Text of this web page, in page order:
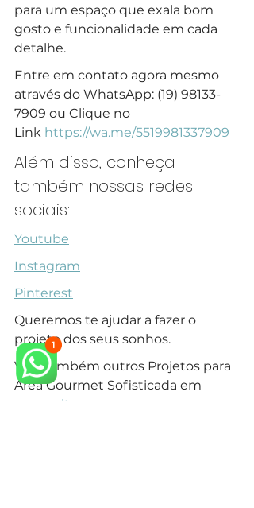
para um espaço que exala bom
gosto e funcionalidade em cada
detalhe.
Entre em contato agora mesmo
através do WhatsApp: (19) 98133-
7909 ou Clique no
Link https://wa.me/5519981337909
Além disso, conheça
também nossas redes
sociais:
Youtube
Instagram
Pinterest
Queremos te ajudar a fazer o
projeto dos seus sonhos.
Veja também outros Projetos para
Área Gourmet Sofisticada em
site.